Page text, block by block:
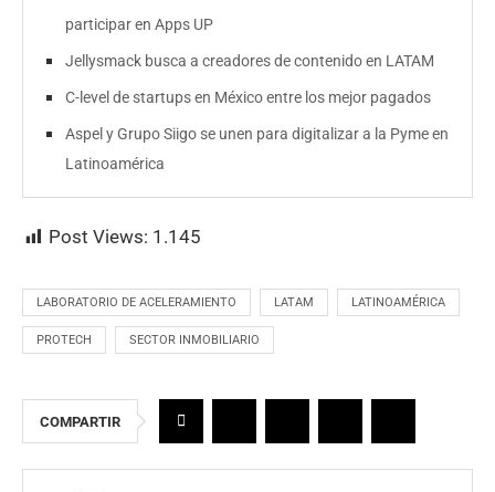
participar en Apps UP
Jellysmack busca a creadores de contenido en LATAM
C-level de startups en México entre los mejor pagados
Aspel y Grupo Siigo se unen para digitalizar a la Pyme en
Latinoamérica
Post Views: 1.145
LABORATORIO DE ACELERAMIENTO LATAM LATINOAMÉRICA
PROTECH SECTOR INMOBILIARIO
COMPARTIR